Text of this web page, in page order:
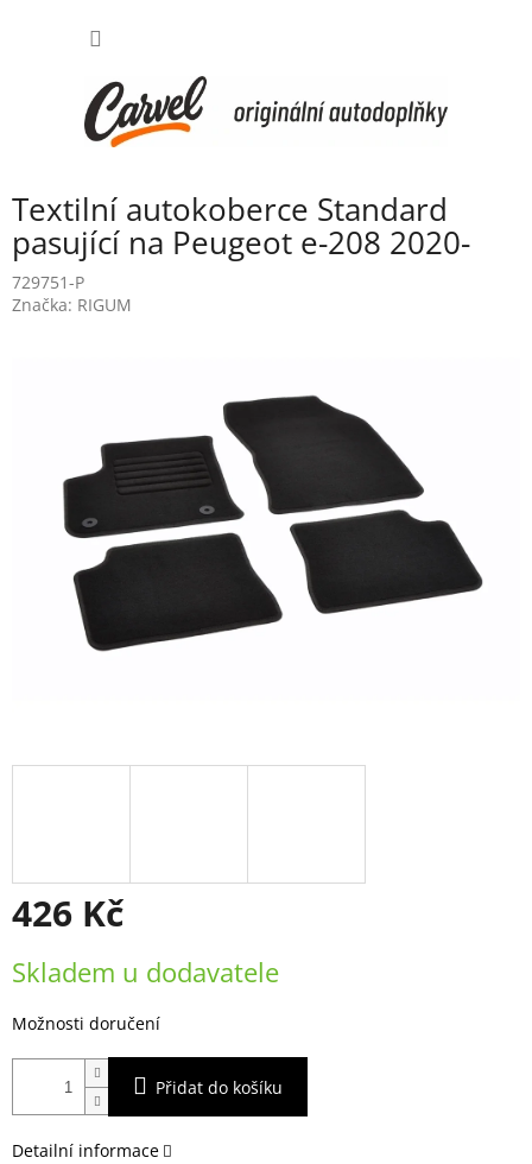
Textilní autokoberce Standard
pasující na Peugeot e-208 2020-
729751-P
Značka: RIGUM
426 Kč
cena:
Skladem u dodavatele
Možnosti doručení
Přidat do košíku
Detailní informace